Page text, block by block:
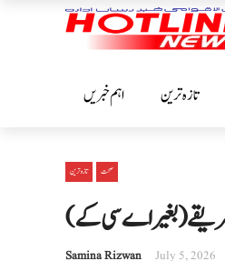
اہم خبریں تازہ ترین
تازہ ترین صحت
(بغیر اے سی کے)
Samina Rizwan July 5, 2026